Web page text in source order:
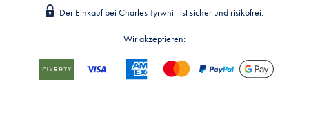
Der Einkauf bei Charles Tyrwhitt ist sicher und risikofrei.
Wir akzeptieren: